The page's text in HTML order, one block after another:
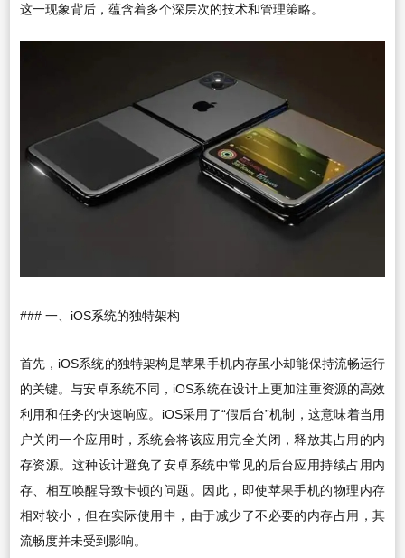
这一现象背后，蕴含着多个深层次的技术和管理策略。
### 一、iOS系统的独特架构
首先，iOS系统的独特架构是苹果手机内存虽小却能保持流畅运行
的关键。与安卓系统不同，iOS系统在设计上更加注重资源的高效
利用和任务的快速响应。iOS采用了“假后台”机制，这意味着当用
户关闭一个应用时，系统会将该应用完全关闭，释放其占用的内
存资源。这种设计避免了安卓系统中常见的后台应用持续占用内
存、相互唤醒导致卡顿的问题。因此，即使苹果手机的物理内存
相对较小，但在实际使用中，由于减少了不必要的内存占用，其
流畅度并未受到影响。